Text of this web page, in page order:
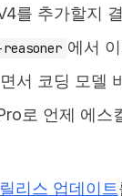
를 추가할지
reasoner 에서
서 코딩 모델
로 언제 에
릴리스 업데이트